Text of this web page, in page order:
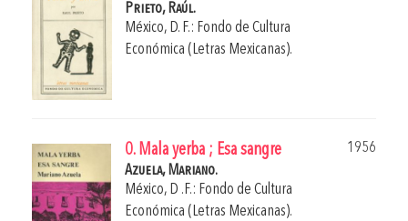
Prieto, Raúl.
México, D. F.: Fondo de Cultura
Económica (Letras Mexicanas).
0. Mala yerba ; Esa sangre
1956
Azuela, Mariano.
México, D .F.: Fondo de Cultura
Económica (Letras Mexicanas).